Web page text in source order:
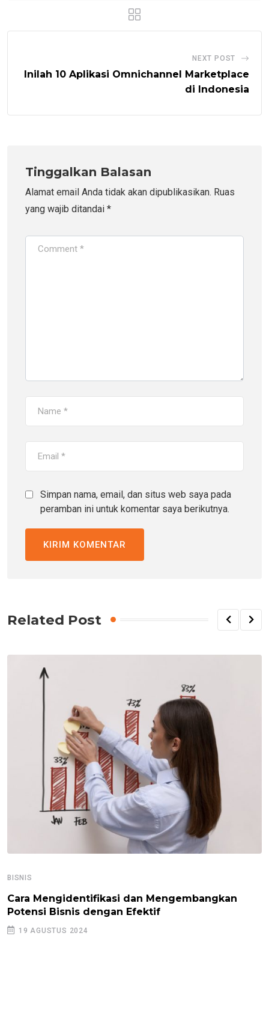
NEXT POST
Inilah 10 Aplikasi Omnichannel Marketplace
di Indonesia
Tinggalkan Balasan
Alamat email Anda tidak akan dipublikasikan. Ruas
yang wajib ditandai *
Simpan nama, email, dan situs web saya pada
peramban ini untuk komentar saya berikutnya.
Related Post
BISNIS
Cara Mengidentifikasi dan Mengembangkan
Potensi Bisnis dengan Efektif
19 AGUSTUS 2024